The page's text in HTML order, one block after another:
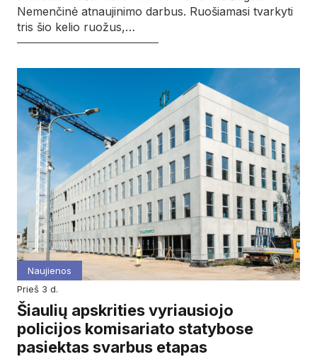
Nemenčinė atnaujinimo darbus. Ruošiamasi tvarkyti
tris šio kelio ruožus,…
Naujienos
prieš 3 d.
Šiaulių apskrities vyriausiojo
policijos komisariato statybose
pasiektas svarbus etapas